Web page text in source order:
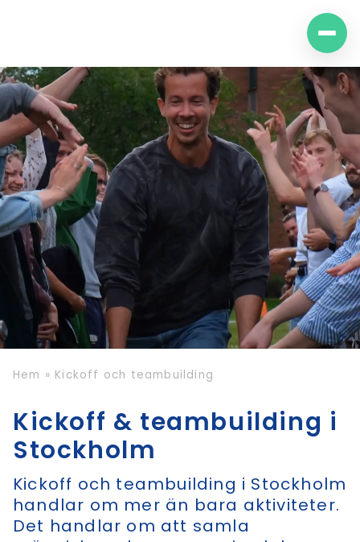
Hem » Kickoff och teambuilding
Kickoff & teambuilding i
Stockholm
Kickoff och teambuilding i Stockholm
handlar om mer än bara aktiviteter.
Det handlar om att samla